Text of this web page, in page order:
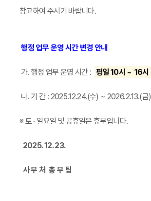
참고하여 주시기 바랍니다.
행정 업무 운영 시간 변경 안내
가. 행정 업무 운영 시간 : 평일 10시 ~ 16시
나. 기 간 : 2025.12.24.(수) ~ 2026.2.13.(금)
※ 토 · 일요일 및 공휴일은 휴무입니다.
2025. 12. 23.
사 무 처 총 무 팀